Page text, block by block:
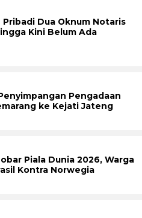
Dua Oknum Notaris
Kini Belum Ada
Pengadaan
ke Kejati Jateng
Piala Dunia 2026, Warga
Kontra Norwegia